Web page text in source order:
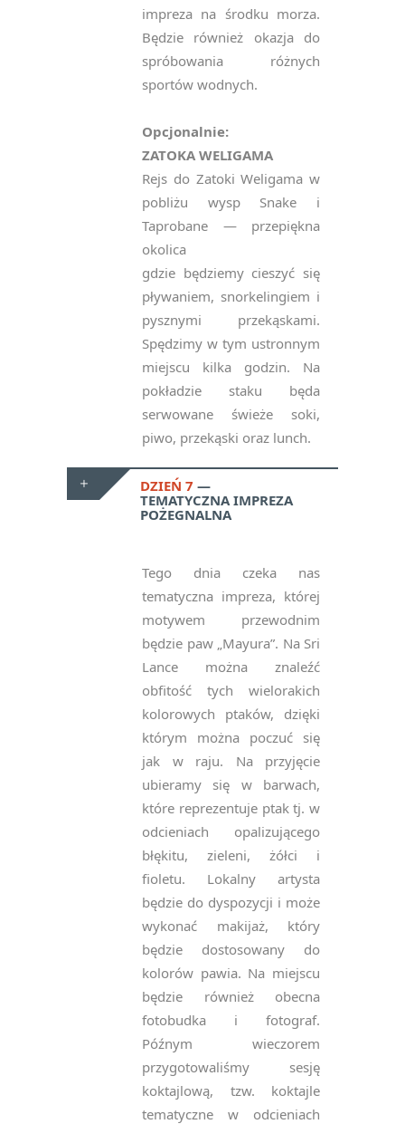
impreza na środku morza.
Będzie również okazja do
spróbowania różnych
sportów wodnych.
Opcjonalnie:
ZATOKA WELIGAMA
Rejs do Zatoki Weligama w
pobliżu wysp Snake i
Taprobane — przepiękna
okolica
gdzie będziemy cieszyć się
pływaniem, snorkelingiem i
pysznymi przekąskami.
Spędzimy w tym ustronnym
miejscu kilka godzin. Na
pokładzie staku będa
serwowane świeże soki,
piwo, przekąski oraz lunch.
DZIEŃ 7
TEMATYCZNA IMPREZA
POŻEGNALNA
Tego dnia czeka nas
tematyczna impreza, której
motywem przewodnim
będzie paw „Mayura”. Na Sri
Lance można znaleźć
obfitość tych wielorakich
kolorowych ptaków, dzięki
którym można poczuć się
jak w raju. Na przyjęcie
ubieramy się w barwach,
które reprezentuje ptak tj. w
odcieniach opalizującego
błękitu, zieleni, żółci i
fioletu. Lokalny artysta
będzie do dyspozycji i może
wykonać makijaż, który
będzie dostosowany do
kolorów pawia. Na miejscu
będzie również obecna
fotobudka i fotograf.
Późnym wieczorem
przygotowaliśmy sesję
koktajlową, tzw. koktajle
tematyczne w odcieniach